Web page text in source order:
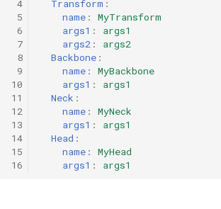
4
5
6
7
8
9
10
11
12
13
14
15
16
Transform :
name :
MyTransform
args1 :
args1
args2 :
args2
Backbone :
name :
MyBackbone
args1 :
args1
Neck :
name :
MyNeck
args1 :
args1
Head :
name :
MyHead
args1 : args1